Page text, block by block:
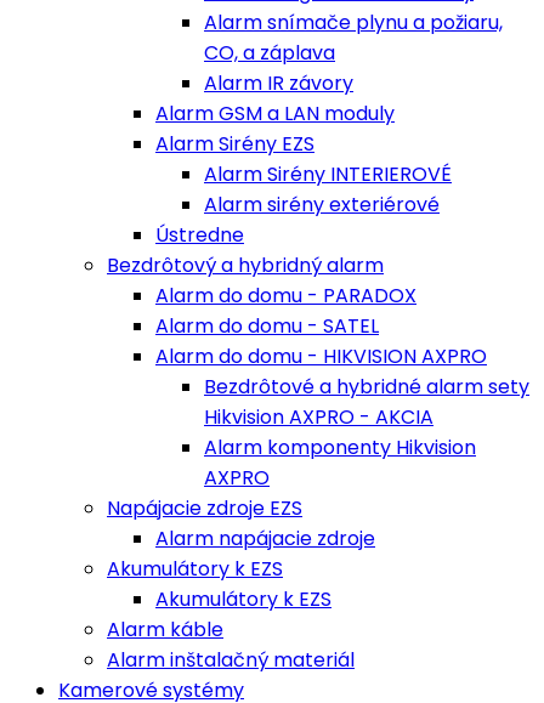
Alarm snímače plynu a požiaru,
CO, a záplava
Alarm IR závory
Alarm GSM a LAN moduly
Alarm Sirény EZS
Alarm Sirény INTERIEROVÉ
Alarm sirény exteriérové
Ústredne
Bezdrôtový a hybridný alarm
Alarm do domu - PARADOX
Alarm do domu - SATEL
Alarm do domu - HIKVISION AXPRO
Bezdrôtové a hybridné alarm sety
Hikvision AXPRO - AKCIA
Alarm komponenty Hikvision
AXPRO
Napájacie zdroje EZS
Alarm napájacie zdroje
Akumulátory k EZS
Akumulátory k EZS
Alarm káble
Alarm inštalačný materiál
Kamerové systémy